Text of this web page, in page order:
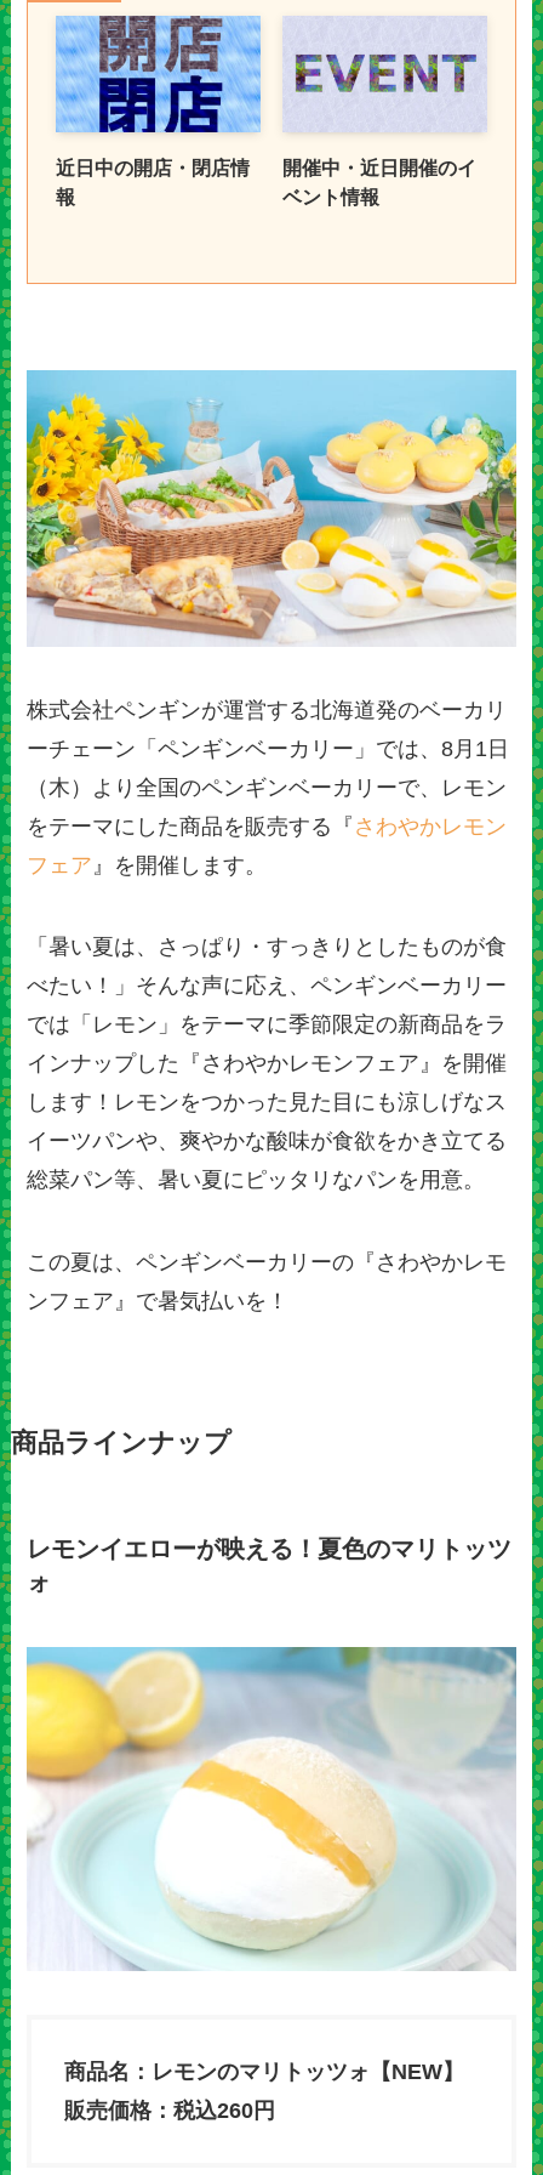
近日中の開店・閉店情
報
開催中・近日開催のイ
ベント情報
株式会社ペンギンが運営する北海道発のベーカリ
ーチェーン「ペンギンベーカリー」では、8月1日
（木）より全国のペンギンベーカリーで、レモン
をテーマにした商品を販売する『 さわやかレモン
フェア 』を開催します。
「暑い夏は、さっぱり・すっきりとしたものが食
べたい！」そんな声に応え、ペンギンベーカリー
では「レモン」をテーマに季節限定の新商品をラ
インナップした『さわやかレモンフェア』を開催
します！レモンをつかった見た目にも涼しげなス
イーツパンや、爽やかな酸味が食欲をかき立てる
総菜パン等、暑い夏にピッタリなパンを用意。
この夏は、ペンギンベーカリーの『さわやかレモ
ンフェア』で暑気払いを！
商品ラインナップ
レモンイエローが映える！夏色のマリトッツ
ォ
商品名：レモンのマリトッツォ【NEW】
販売価格：税込260円